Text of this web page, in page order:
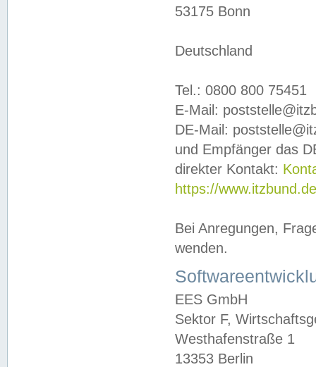
53175 Bonn
Deutschland
Tel.: 0800 800 75451
E-Mail:
DE-Mail:
und Empfänger das
direkter Kontakt:
https://
Bei Anregungen,
wenden.
EES GmbH
Sektor F,
Westhafenstraße 1
13353 Berlin